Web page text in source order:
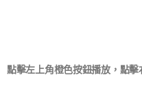
點擊左上角橙色按鈕播放，點